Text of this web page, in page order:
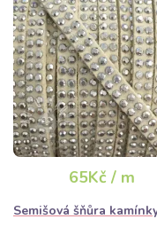
65Kč / m
Semišová šňůra